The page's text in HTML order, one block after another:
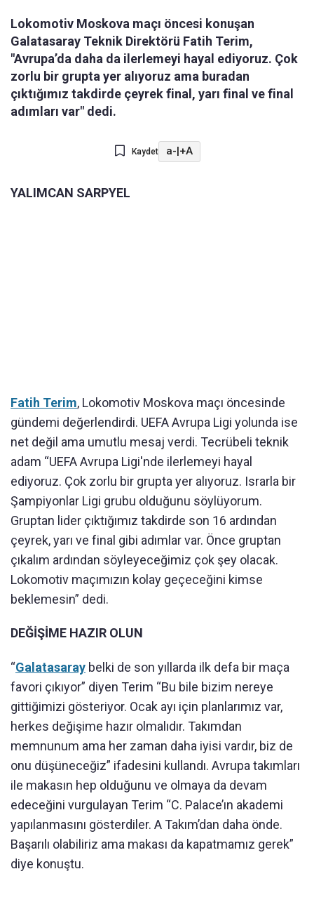
Lokomotiv Moskova maçı öncesi konuşan
Galatasaray Teknik Direktörü Fatih Terim,
"Avrupa’da daha da ilerlemeyi hayal ediyoruz. Çok
zorlu bir grupta yer alıyoruz ama buradan
çıktığımız takdirde çeyrek final, yarı final ve final
adımları var" dedi.
Kaydet a-|+A
YALIMCAN SARPYEL
Fatih Terim, Lokomotiv Moskova maçı öncesinde
gündemi değerlendirdi. UEFA Avrupa Ligi yolunda ise
net değil ama umutlu mesaj verdi. Tecrübeli teknik
adam “UEFA Avrupa Ligi'nde ilerlemeyi hayal
ediyoruz. Çok zorlu bir grupta yer alıyoruz. Israrla bir
Şampiyonlar Ligi grubu olduğunu söylüyorum.
Gruptan lider çıktığımız takdirde son 16 ardından
çeyrek, yarı ve final gibi adımlar var. Önce gruptan
çıkalım ardından söyleyeceğimiz çok şey olacak.
Lokomotiv maçımızın kolay geçeceğini kimse
beklemesin” dedi.
DEĞİŞİME HAZIR OLUN
“Galatasaray belki de son yıllarda ilk defa bir maça
favori çıkıyor” diyen Terim “Bu bile bizim nereye
gittiğimizi gösteriyor. Ocak ayı için planlarımız var,
herkes değişime hazır olmalıdır. Takımdan
memnunum ama her zaman daha iyisi vardır, biz de
onu düşüneceğiz” ifadesini kullandı. Avrupa takımları
ile makasın hep olduğunu ve olmaya da devam
edeceğini vurgulayan Terim “C. Palace’ın akademi
yapılanmasını gösterdiler. A Takım’dan daha önde.
Başarılı olabiliriz ama makası da kapatmamız gerek”
diye konuştu.